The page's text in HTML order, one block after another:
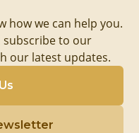
how we can help you.
subscribe to our
our latest updates.